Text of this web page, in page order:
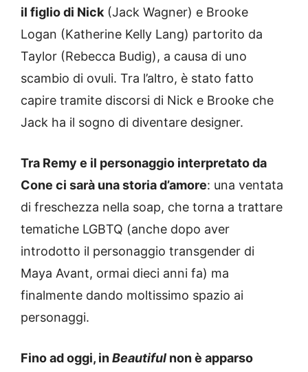
il figlio di Nick(Jack Wagner) e Brooke
Logan (Katherine Kelly Lang) partorito da
Taylor (Rebecca Budig), a causa di uno
scambio di ovuli. Tra l’altro, è stato fatto
capire tramite discorsi di Nick e Brooke che
Jack ha il sogno di diventare designer.
Tra Remy e il personaggio interpretato da
Cone ci sarà una storia d’amore: una ventata
di freschezza nella soap, che torna a trattare
tematiche LGBTQ (anche dopo aver
introdotto il personaggio transgender di
Maya Avant, ormai dieci anni fa) ma
finalmente dando moltissimo spazio ai
personaggi.
Fino ad oggi, inBeautiful non è apparso